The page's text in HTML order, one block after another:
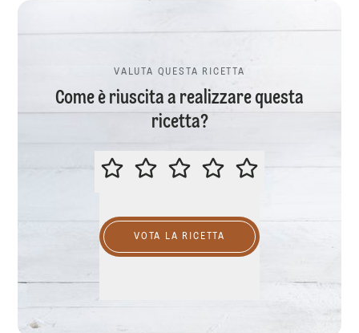
VALUTA QUESTA RICETTA
Come è riuscita a realizzare questa
ricetta?
VALUTA QUESTA RICETTA
VOTA LA RICETTA